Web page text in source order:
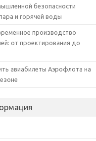
безопасности
и горячей воды
производство
от проектирования до
авиабилеты Аэрофлота на